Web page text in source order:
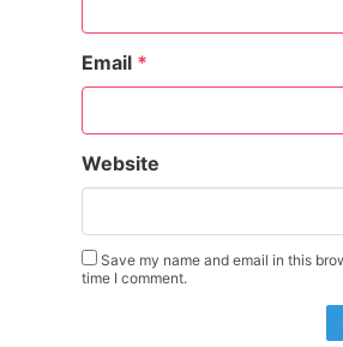
Email *
Website
Save my name and email in this
time I comment.